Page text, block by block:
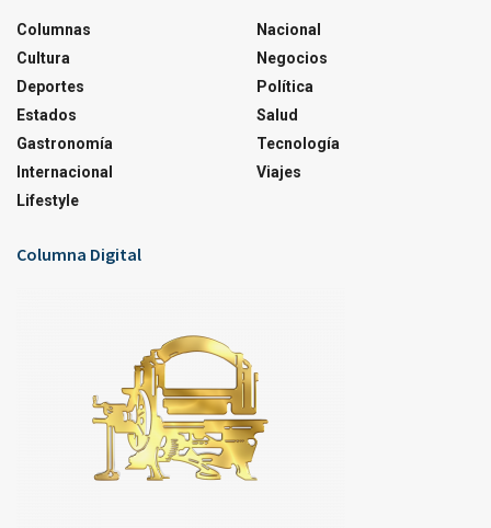
Columnas
Cultura
Deportes
Estados
Gastronomía
Internacional
Lifestyle
Nacional
Negocios
Política
Salud
Tecnología
Viajes
Columna Digital